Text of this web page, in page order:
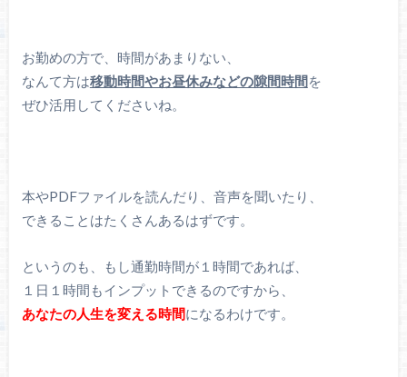
お勤めの方で、時間があまりない、
なんて方は移動時間やお昼休みなどの隙間時間を
ぜひ活用してくださいね。
本やPDFファイルを読んだり、音声を聞いたり、
できることはたくさんあるはずです。
というのも、もし通勤時間が１時間であれば、
１日１時間もインプットできるのですから、
あなたの人生を変える時間になるわけです。